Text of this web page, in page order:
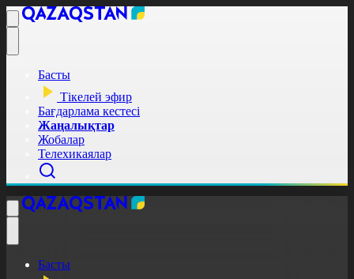
Басты
Тікелей эфир
Бағдарлама кестесі
Жаңалықтар
Жобалар
Телехикаялар
Басты